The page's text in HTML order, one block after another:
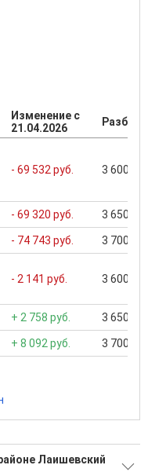
Изменение с
21.04.2026
- 69 532 руб. 3 600
- 69 320 руб. 3 650
- 74 743 руб. 3 700
- 2 141 руб. 3 600
+ 2 758 руб. 3 650
+ 8 092 руб. 3 700
Лаишевский